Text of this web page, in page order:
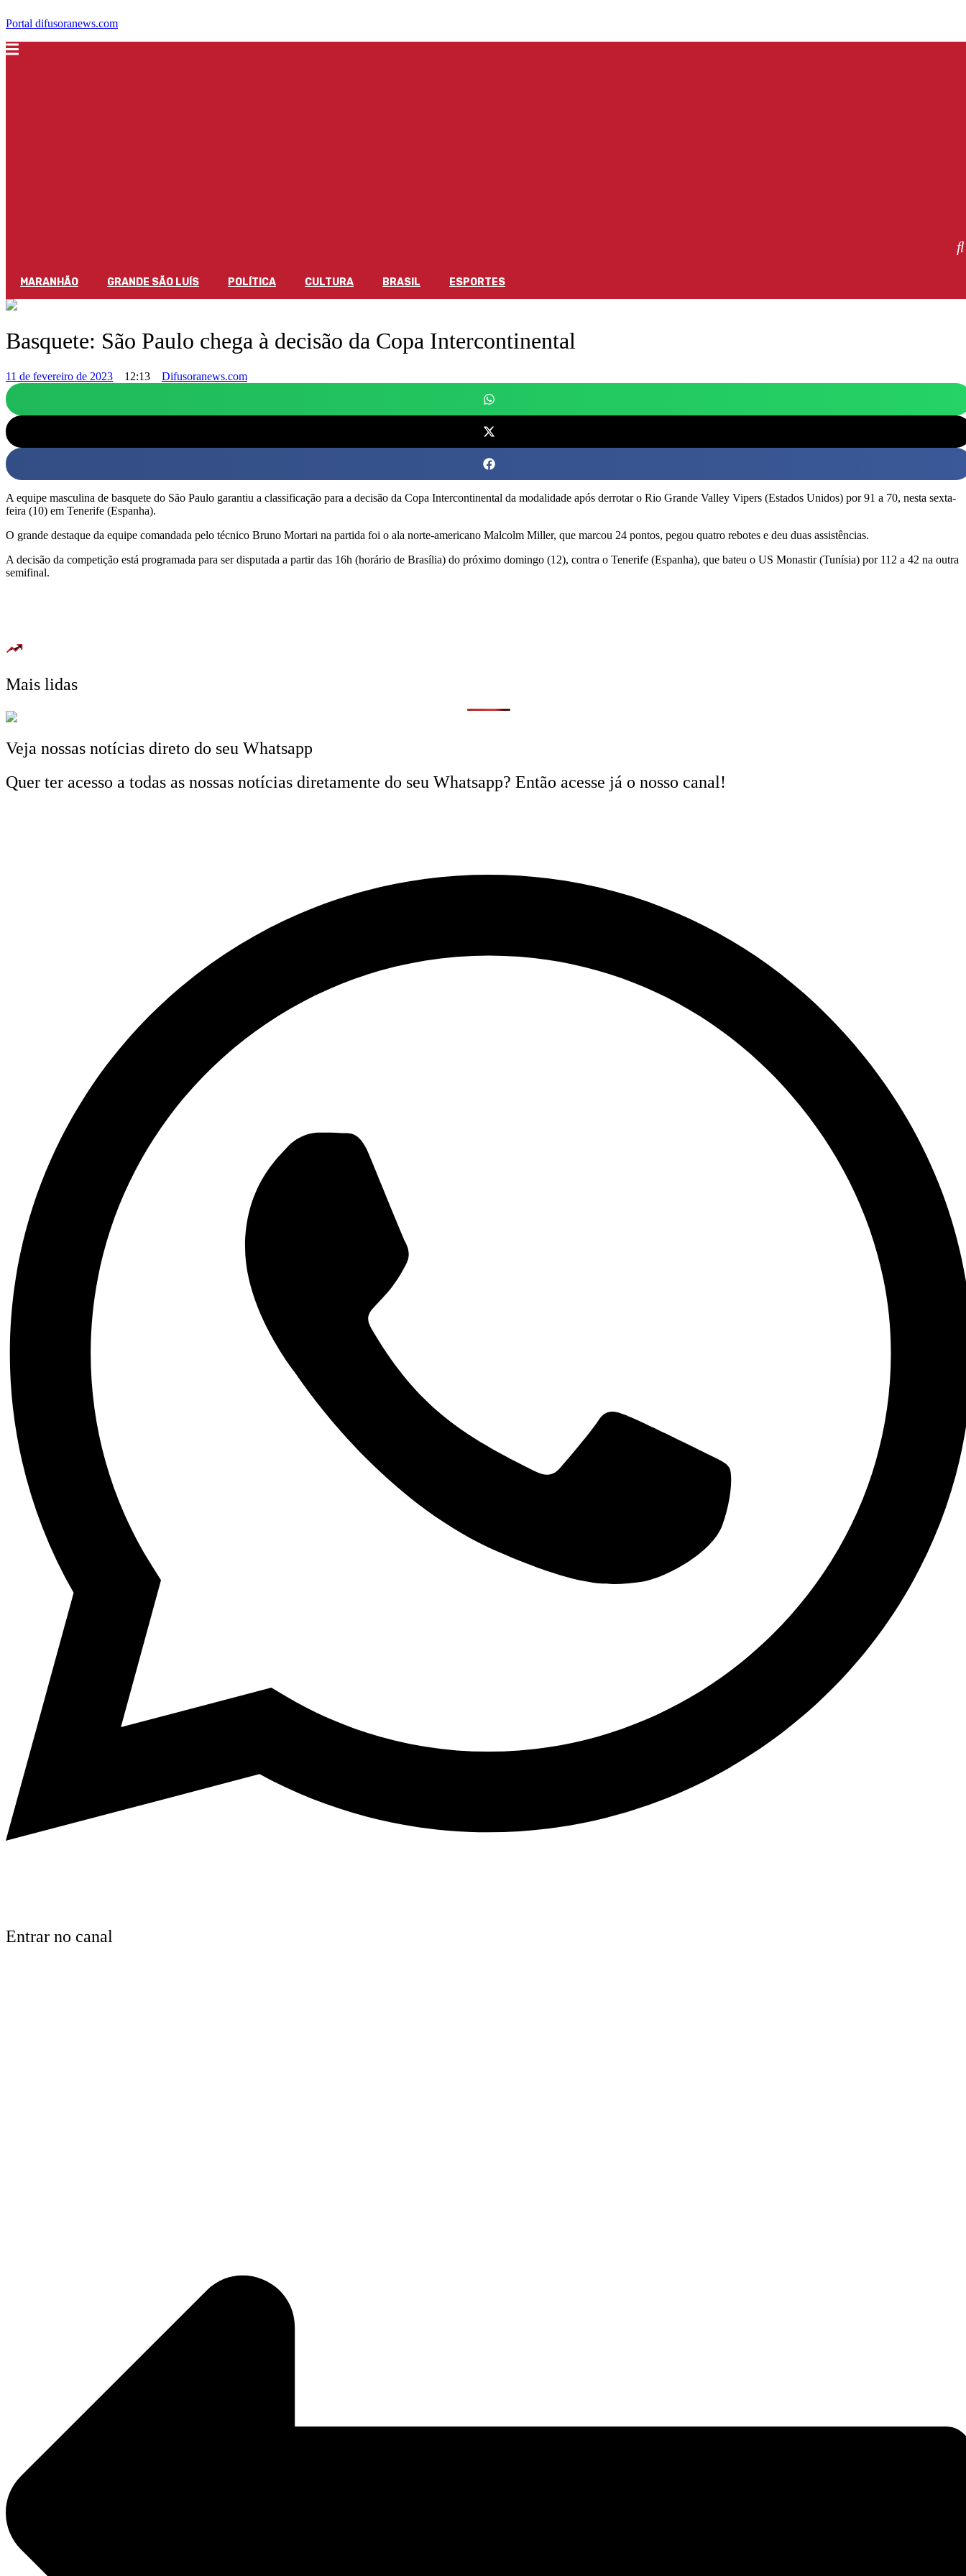
Portal difusoranews.com
MARANHÃO GRANDE SÃO LUÍS POLÍTICA CULTURA BRASIL ESPORTES
Basquete: São Paulo chega à decisão da Copa Intercontinental
11 de fevereiro de 2023 12:13 Difusoranews.com
A equipe masculina de basquete do São Paulo garantiu a classificação para a decisão da Copa Intercontinental da modalidade após derrotar o Rio Grande Valley Vipers (Estados Unidos) por 91 a 70, nesta sexta-
feira (10) em Tenerife (Espanha).
O grande destaque da equipe comandada pelo técnico Bruno Mortari na partida foi o ala norte-americano Malcolm Miller, que marcou 24 pontos, pegou quatro rebotes e deu duas assistências.
A decisão da competição está programada para ser disputada a partir das 16h (horário de Brasília) do próximo domingo (12), contra o Tenerife (Espanha), que bateu o US Monastir (Tunísia) por 112 a 42 na outra
semifinal.
Mais lidas
Veja nossas notícias direto do seu Whatsapp
Quer ter acesso a todas as nossas notícias diretamente do seu Whatsapp? Então acesse já o nosso canal!
Entrar no canal